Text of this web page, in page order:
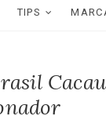
TIPS
Cacau